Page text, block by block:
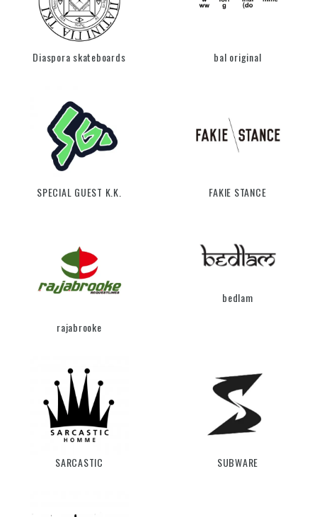
Diaspora skateboards bal original
SPECIAL GUEST K.K. FAKIE STANCE
rajabrooke
bedlam
SARCASTIC SUBWARE